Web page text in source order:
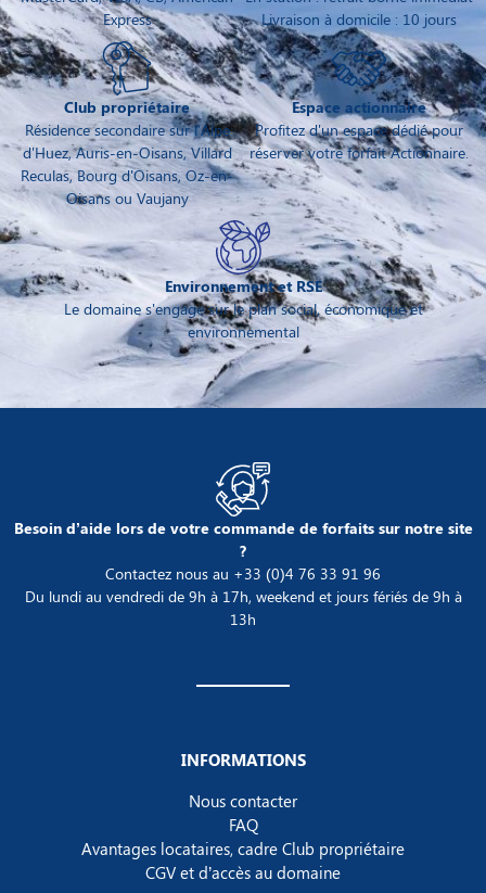
Express
Livraison à domicile : 10 jours
Club propriétaire
Résidence secondaire sur l'Alpe
d'Huez, Auris-en-Oisans, Villard
Reculas, Bourg d'Oisans, Oz-en-
Oisans ou Vaujany
Espace actionnaire
Profitez d'un espace dédié pour
réserver votre forfait Actionnaire.
Environnement et RSE
Le domaine s'engage sur le plan social, économique et
environnemental
Besoin d’aide lors de votre commande de forfaits sur notre site
?
Contactez nous au +33 (0)4 76 33 91 96
Du lundi au vendredi de 9h à 17h, weekend et jours fériés de 9h à
13h
INFORMATIONS
Nous contacter
FAQ
Avantages locataires, cadre Club propriétaire
CGV et d’accès au domaine